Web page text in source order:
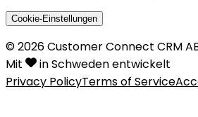
Cookie-Einstellungen
©2026Customer Connect CRM
Mit
in Schweden entwickelt
Privacy PolicyTerms of Service